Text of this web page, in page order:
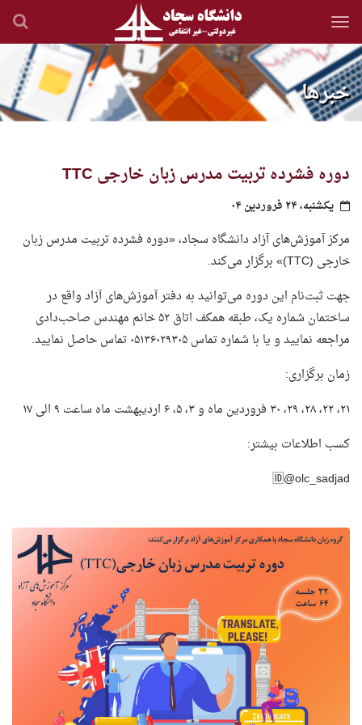
رفتن
محتوای
اصلی
خبرها
دوره فشرده تربیت مدرس زبان خارجی TTC
یکشنبه، ۲۴ فروردین ۰۴
مرکز آموزش‌های آزاد دانشگاه سجاد، «دوره فشرده تربیت مدرس زبان
خارجی (TTC)» برگزار می‌کند.
جهت ثبت‌نام این دوره می‌توانید به دفتر آموزش‌های آزاد واقع در
ساختمان شماره یک، طبقه همکف اتاق ۵۲ خانم مهندس صاحب‌دادی
مراجعه نمایید و یا با شماره تماس ۰۵۱۳۶۰۲۹۳۰۵ تماس حاصل نمایید.
زمان برگزاری:
۲۱، ۲۲، ۲۸، ۲۹، ۳۰ فروردین ماه و ۳، ۵، ۶ اردیبهشت ماه ساعت ۹ الی ۱۷
کسب اطلاعات بیشتر:
🆔@olc_sadjad